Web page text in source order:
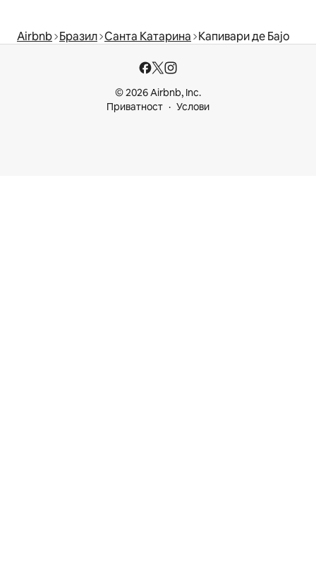
Airbnb Бразил Санта Катарина Капивари де Бајо
© 2026 Airbnb, Inc.
Приватност
Услови